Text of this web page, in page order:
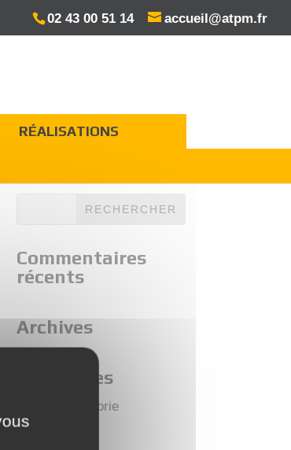
02 43 00 51 14 accueil@atpm.fr
RÉALISATIONS
Commentaires
récents
Archives
Catégories
Aucune catégorie